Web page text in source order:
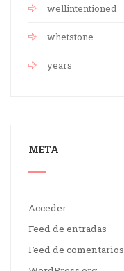
wellintentioned
whetstone
years
META
Acceder
Feed de entradas
Feed de comentarios